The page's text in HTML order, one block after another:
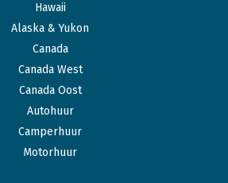
Hawaii
Alaska & Yukon
Canada
Canada West
Canada Oost
Autohuur
Camperhuur
Motorhuur